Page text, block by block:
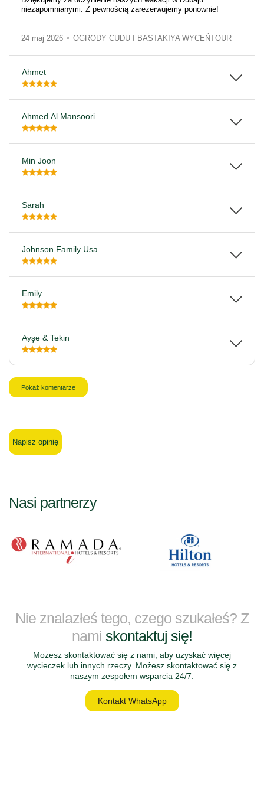
niezapomnianymi. Z pewnością zarezerwujemy ponownie!
24 maj 2026 OGRODY CUDU I BASTAKIYA WYCEŃTOUR
Ahmet
Ahmed Al Mansoori
Min Joon
Sarah
Johnson Family Usa
Emily
Ayşe & Tekin
Pokaż komentarze
Napisz opinię
Nasi partnerzy
Nie znalazłeś tego, czego szukałeś? Z
nami skontaktuj się!
Możesz skontaktować się z nami, aby uzyskać więcej
wycieczek lub innych rzeczy. Możesz skontaktować się z
naszym zespołem wsparcia 24/7.
Kontakt WhatsApp